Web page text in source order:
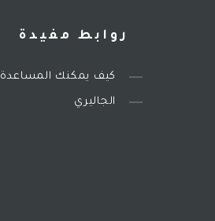
روابط مفيدة
كيف يمكنك المساعدة
الجاليري